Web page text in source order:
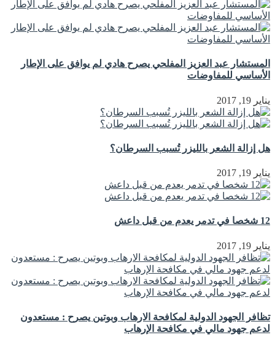
المستشار عبد العزيز المفلحي يصرح هادي لم يوافق على الإطار
الأساسي للمفاوضات
يناير 19, 2017
هل إزالة الشعر بالليزر تُسبب السرطان؟
يناير 19, 2017
12 شخصا في تدمر يعدم من قبل داعش
يناير 19, 2017
تظافر الجهود الدولية لمكافحة الارهاب وبوتين يصرح : مستعدون
لدعم جهود مالي في مكافحة الإرهاب